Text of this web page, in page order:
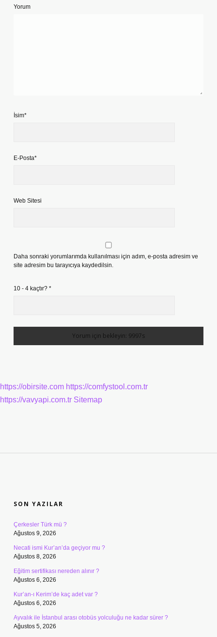
Yorum
İsim*
E-Posta*
Web Sitesi
Daha sonraki yorumlarımda kullanılması için adım, e-posta adresim ve
site adresim bu tarayıcıya kaydedilsin.
10 - 4 kaçtır? *
https://obirsite.com https://comfystool.com.tr
https://vavyapi.com.tr Sitemap
SON YAZILAR
Çerkesler Türk mü ?
Ağustos 9, 2026
Necati ismi Kur’an’da geçiyor mu ?
Ağustos 8, 2026
Eğitim sertifikası nereden alınır ?
Ağustos 6, 2026
Kur’an-ı Kerim’de kaç adet var ?
Ağustos 6, 2026
Ayvalık ile İstanbul arası otobüs yolculuğu ne kadar sürer ?
Ağustos 5, 2026